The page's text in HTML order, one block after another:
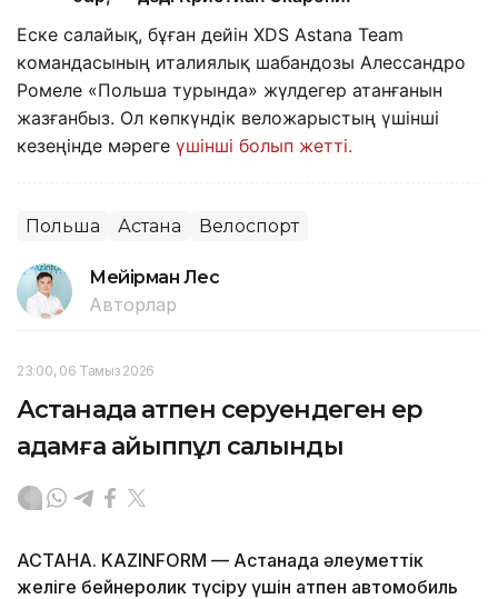
Еске салайық, бұған дейін XDS Astana Team
командасының италиялық шабандозы Алессандро
Ромеле «Польша турында» жүлдегер атанғанын
жазғанбыз. Ол көпкүндік веложарыстың үшінші
кезеңінде мәреге үшінші болып жетті.
Польша Астана Велоспорт
Мейірман Лес
Авторлар
23:00, 06 Тамыз 2026
Астанада атпен серуендеген ер
адамға айыппұл салынды
АСТАНА. KAZINFORM — Астанада әлеуметтік
желіге бейнеролик түсіру үшін атпен автомобиль